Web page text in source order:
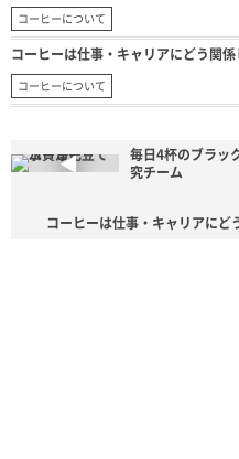
コーヒーについて
コーヒーは仕事・キャリアにどう関係
コーヒーについて
毎日4杯のブラッ
究チーム
コーヒーは仕事・キャリアにど